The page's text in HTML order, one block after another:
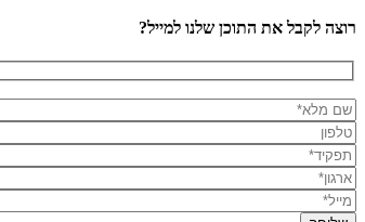
רוצה לקבל את התוכן שלנו למייל?